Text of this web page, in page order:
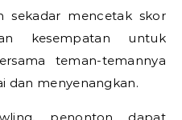
sekadar mencetak skor
kesempatan untuk
teman-temannya
dan menyenangkan.